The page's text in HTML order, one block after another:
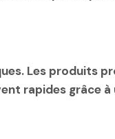
Les produits
rapides grâce